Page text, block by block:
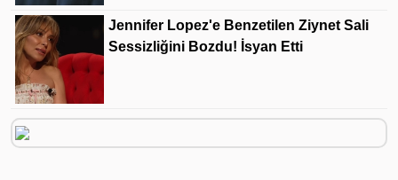
Jennifer Lopez'e Benzetilen Ziynet Sali
Sessizliğini Bozdu! İsyan Etti